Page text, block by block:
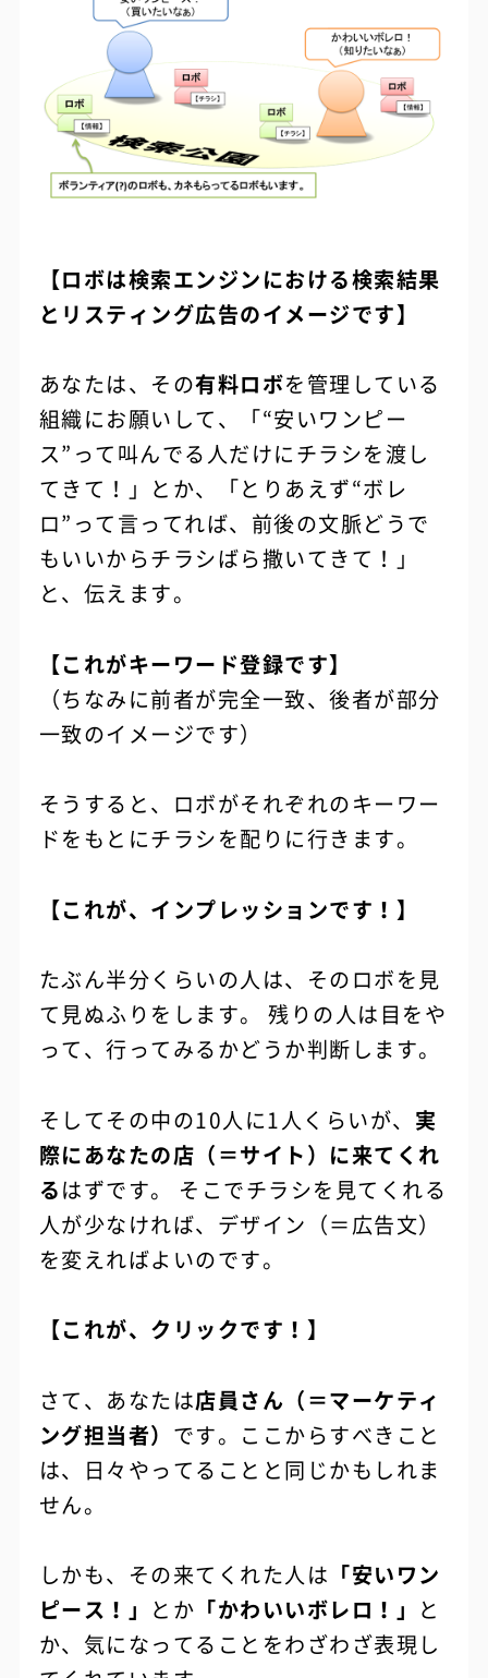
【ロボは検索エンジンにおける検索結果
とリスティング広告のイメージです】
あなたは、その有料ロボを管理している
組織にお願いして、「“安いワンピー
ス”って叫んでる人だけにチラシを渡し
てきて！」とか、「とりあえず“ボレ
ロ”って言ってれば、前後の文脈どうで
もいいからチラシばら撒いてきて！」
と、伝えます。
【これがキーワード登録です】
（ちなみに前者が完全一致、後者が部分
一致のイメージです）
そうすると、ロボがそれぞれのキーワー
ドをもとにチラシを配りに行きます。
【これが、インプレッションです！】
たぶん半分くらいの人は、そのロボを見
て見ぬふりをします。 残りの人は目をや
って、行ってみるかどうか判断します。
そしてその中の10人に1人くらいが、 実
際にあなたの店（＝サイト）に来てくれ
るはずです。 そこでチラシを見てくれる
人が少なければ、デザイン（＝広告文）
を変えればよいのです。
【これが、クリックです！】
さて、あなたは店員さん（＝マーケティ
ング担当者） です。ここからすべきこと
は、日々やってることと同じかもしれま
せん。
しかも、その来てくれた人は 「安いワン
ピース！」 とか 「かわいいボレロ！」 と
か、気になってることをわざわざ表現し